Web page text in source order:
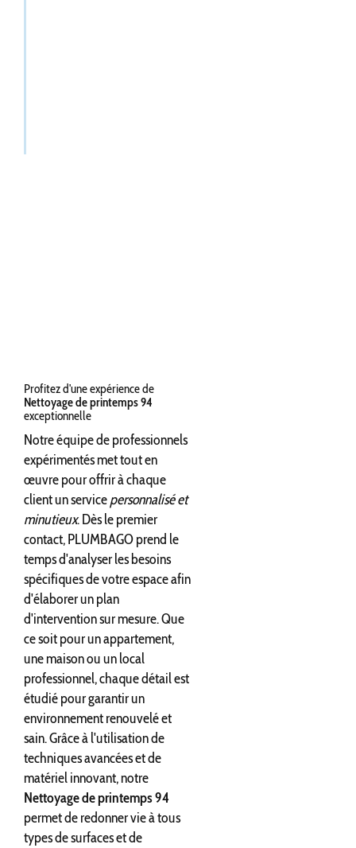
Profitez d'une expérience de
Nettoyage de printemps 94
exceptionnelle
Notre équipe de professionnels
expérimentés met tout en
œuvre pour offrir à chaque
client un servicepersonnalisé et
minutieux. Dès le premier
contact, PLUMBAGO prend le
temps d'analyser les besoins
spécifiques de votre espace afin
d'élaborer un plan
d'intervention sur mesure. Que
ce soit pour un appartement,
une maison ou un local
professionnel, chaque détail est
étudié pour garantir un
environnement renouvelé et
sain. Grâce à l'utilisation de
techniques avancées et de
matériel innovant, notre
Nettoyage de printemps 94
permet de redonner vie à tous
types de surfaces et de